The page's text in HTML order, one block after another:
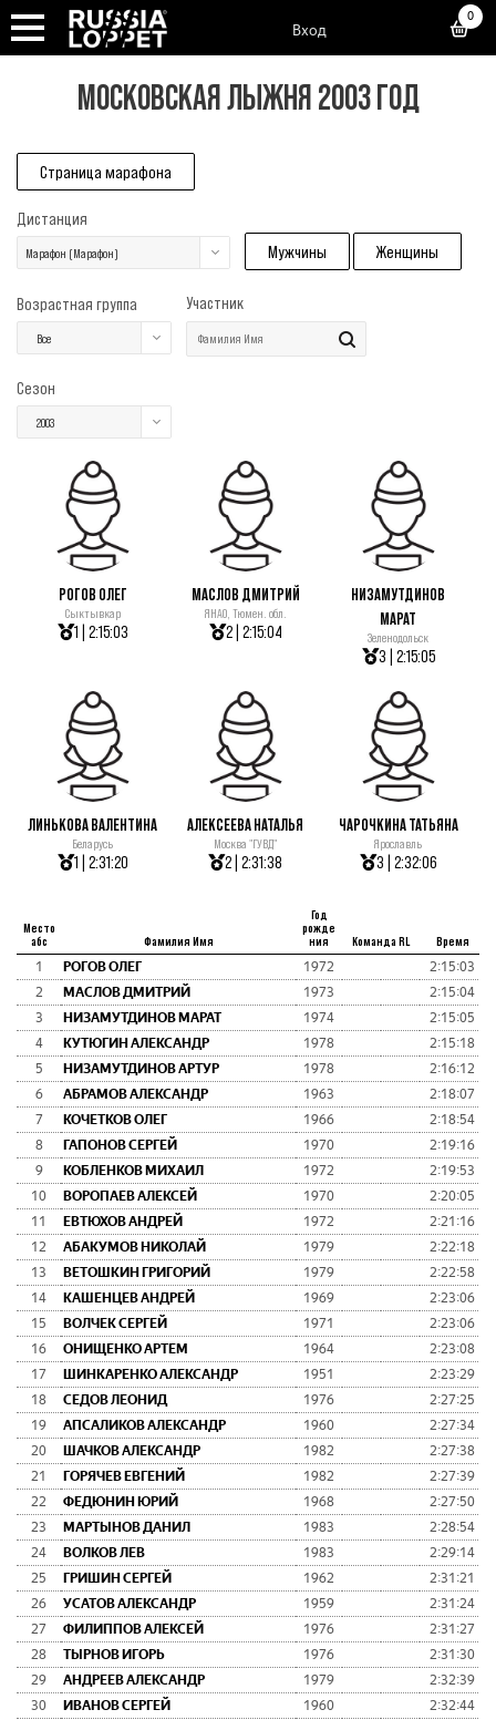
Вход
0
МОСКОВСКАЯ ЛЫЖНЯ 2003 ГОД
Страница марафона
Дистанция
Марафон (Марафон) Мужчины Женщины
Возрастная группа
Все
Участник
Сезон
2003
РОГОВ ОЛЕГ
Сыктывкар
1 | 2:15:03
МАСЛОВ ДМИТРИЙ
ЯНАО, Тюмен. обл.
2 | 2:15:04
НИЗАМУТДИНОВ
МАРАТ
Зеленодольск
3 | 2:15:05
ЛИНЬКОВА ВАЛЕНТИНА
Беларусь
1 | 2:31:20
АЛЕКСЕЕВА НАТАЛЬЯ
Москва "ГУВД"
2 | 2:31:38
ЧАРОЧКИНА ТАТЬЯНА
Ярославль
3 | 2:32:06
Место
абс
Фамилия Имя
Год
рожде
ния
Команда RL Время
1 РОГОВ ОЛЕГ 1972 2:15:03
2
МАСЛОВ ДМИТРИЙ 1973 2:15:04
3
НИЗАМУТДИНОВ МАРАТ 1974 2:15:05
4
КУТЮГИН АЛЕКСАНДР 1978 2:15:18
5
НИЗАМУТДИНОВ АРТУР 1978 2:16:12
6
АБРАМОВ АЛЕКСАНДР 1963 2:18:07
7
КОЧЕТКОВ ОЛЕГ 1966 2:18:54
8
ГАПОНОВ СЕРГЕЙ 1970 2:19:16
9
КОБЛЕНКОВ МИХАИЛ 1972 2:19:53
10
ВОРОПАЕВ АЛЕКСЕЙ 1970 2:20:05
11
ЕВТЮХОВ АНДРЕЙ 1972 2:21:16
12
АБАКУМОВ НИКОЛАЙ 1979 2:22:18
13
ВЕТОШКИН ГРИГОРИЙ 1979 2:22:58
14
КАШЕНЦЕВ АНДРЕЙ 1969 2:23:06
15
ВОЛЧЕК СЕРГЕЙ 1971 2:23:06
16
ОНИЩЕНКО АРТЕМ 1964 2:23:08
17
ШИНКАРЕНКО АЛЕКСАНДР 1951 2:23:29
18
СЕДОВ ЛЕОНИД 1976 2:27:25
19
АПСАЛИКОВ АЛЕКСАНДР 1960 2:27:34
20
ШАЧКОВ АЛЕКСАНДР 1982 2:27:38
21
ГОРЯЧЕВ ЕВГЕНИЙ 1982 2:27:39
22
ФЕДЮНИН ЮРИЙ 1968 2:27:50
23
МАРТЫНОВ ДАНИЛ 1983 2:28:54
24
ВОЛКОВ ЛЕВ 1983 2:29:14
25
ГРИШИН СЕРГЕЙ 1962 2:31:21
26
УСАТОВ АЛЕКСАНДР 1959 2:31:24
27
ФИЛИППОВ АЛЕКСЕЙ 1976 2:31:27
28
ТЫРНОВ ИГОРЬ 1976 2:31:30
29
АНДРЕЕВ АЛЕКСАНДР 1979 2:32:39
30
ИВАНОВ СЕРГЕЙ 1960 2:32:44